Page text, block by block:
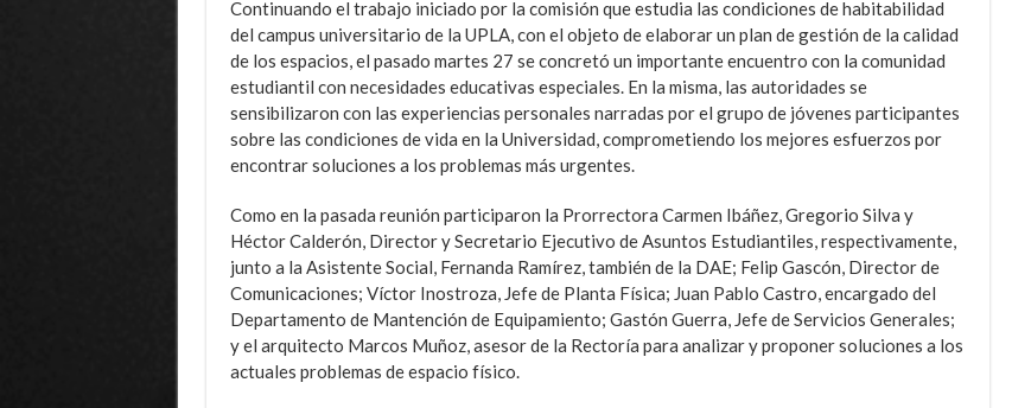
Continuando el trabajo iniciado por la comisión que estudia las condiciones de habitabilidad
del campus universitario de la UPLA, con el objeto de elaborar un plan de gestión de la calidad
de los espacios, el pasado martes 27 se concretó un importante encuentro con la comunidad
estudiantil con necesidades educativas especiales. En la misma, las autoridades se
sensibilizaron con las experiencias personales narradas por el grupo de jóvenes participantes
sobre las condiciones de vida en la Universidad, comprometiendo los mejores esfuerzos por
encontrar soluciones a los problemas más urgentes.
Como en la pasada reunión participaron la Prorrectora Carmen Ibáñez, Gregorio Silva y
Héctor Calderón, Director y Secretario Ejecutivo de Asuntos Estudiantiles, respectivamente,
junto a la Asistente Social, Fernanda Ramírez, también de la DAE; Felip Gascón, Director de
Comunicaciones; Víctor Inostroza, Jefe de Planta Física; Juan Pablo Castro, encargado del
Departamento de Mantención de Equipamiento; Gastón Guerra, Jefe de Servicios Generales;
y el arquitecto Marcos Muñoz, asesor de la Rectoría para analizar y proponer soluciones a los
actuales problemas de espacio físico.